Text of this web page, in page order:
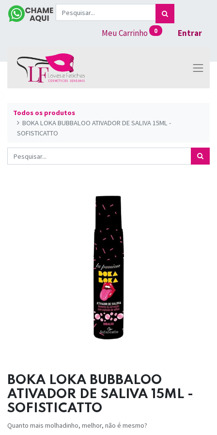
Meu Carrinho 0 Entrar
Todos os produtos
BOKA LOKA BUBBALOO ATIVADOR DE SALIVA 15ML -
SOFISTICATTO
BOKA LOKA BUBBALOO
ATIVADOR DE SALIVA 15ML -
SOFISTICATTO
Quanto mais molhadinho, melhor, não é mesmo?